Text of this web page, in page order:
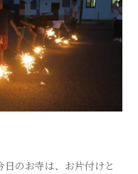
のお寺は、お片付けと